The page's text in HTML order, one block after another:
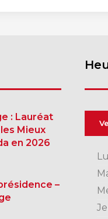
: Lauréat
Mieux
en 2026
–